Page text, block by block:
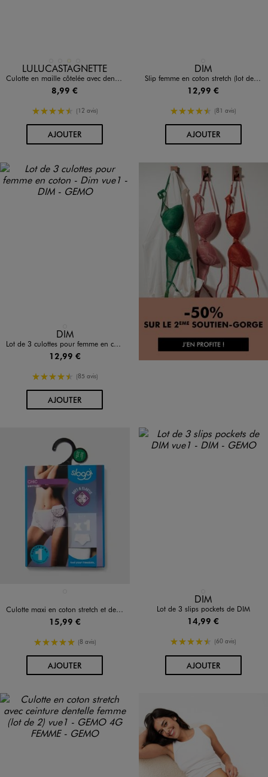
Disponible en 4 coloris
LULUCASTAGNETTE
Culotte en maille côtelée avec dentelle femme - LuluCastagnette
8,99 €
4.5/5 de moyenne
(12 avis)
AJOUTERAU PANIER
Disponible en 1 coloris
DIM
Slip femme en coton stretch (lot de 3) - Dim
12,99 €
4.5/5 de moyenne
(81 avis)
AJOUTERAU PANIER
Disponible en 1 coloris
DIM
Lot de 3 culottes pour femme en coton - Dim
12,99 €
4.5/5 de moyenne
(85 avis)
AJOUTERAU PANIER
Culotte maxi en coton stretch et dentelle femme - Sloggi
15,99 €
5/5 de moyenne
(8 avis)
AJOUTERAU PANIER
Disponible en 1 coloris
DIM
Lot de 3 slips pockets de DIM
14,99 €
4.5/5 de moyenne
(60 avis)
AJOUTERAU PANIER